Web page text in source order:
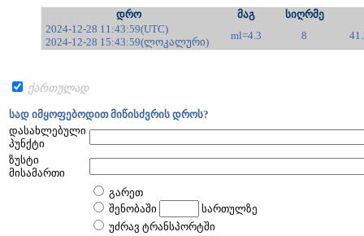
დრო მაგ
სიღრმე
2024-12-28 11:43:59(UTC)
2024-12-28 15:43:59(ლოკალური)
ml=4.3 8
ქართულად
სად იმყოფებოდით მიწისძვრის დროს?
დასახლებული
პუნქტი
ზუსტი
მისამართი
გარეთ
შენობაში
სართულზე
უძრავ ტრანსპორტში